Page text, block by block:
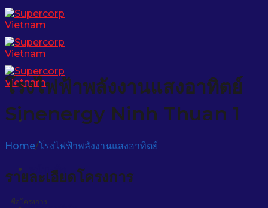
Skip
to
content
หน้าหลัก
โรงไฟฟ้าพลังงานแสงอาทิตย์
Sinenergy Ninh Thuan 1
Home/โรงไฟฟ้าพลังงานแสงอาทิตย์
รายละเอียดโครงการ
ชื่อโครงการ